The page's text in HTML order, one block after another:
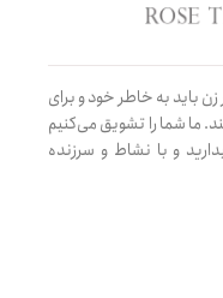
زن باید به خاطر خود و برای
ما شما را تشویق می‌کنیم
و با نشاط و سرزنده